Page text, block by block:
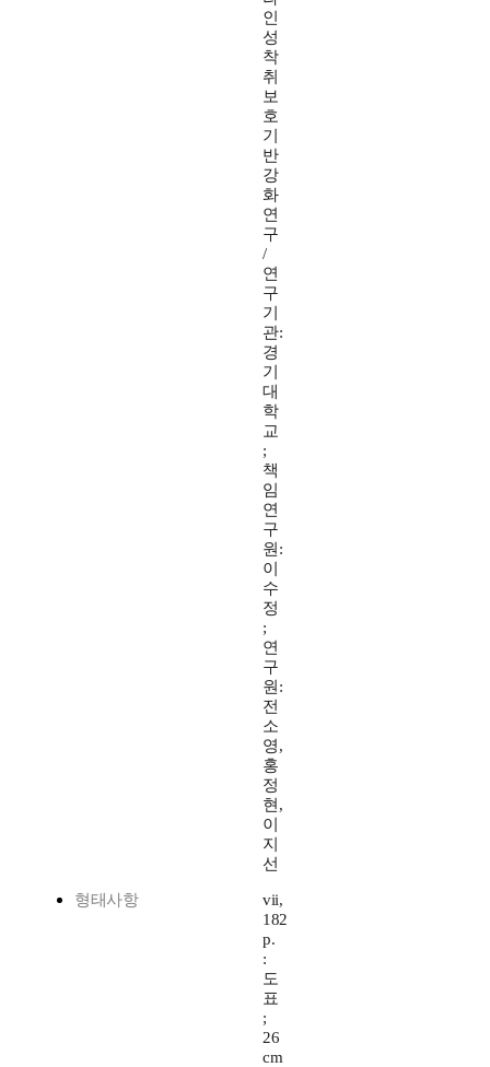
인
성
착
취
보
호
기
반
강
화
연
구
/
연
구
기
관:
경
기
대
학
교
;
책
임
연
구
원:
이
수
정
;
연
구
원:
전
소
영,
홍
정
현,
이
지
선
형태사항
vii,
182
p.
:
도
표
;
26
cm